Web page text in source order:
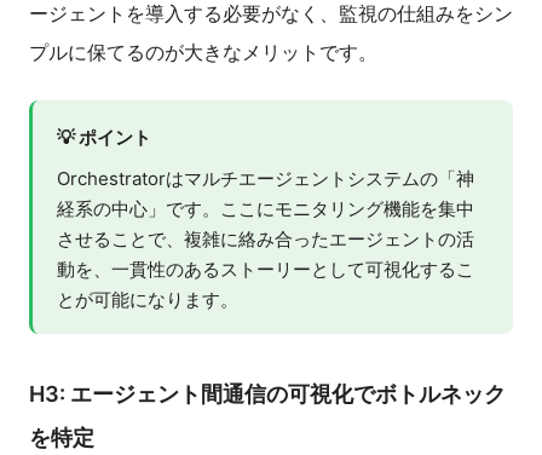
ージェントを導入する必要がなく、監視の仕組みをシン
プルに保てるのが大きなメリットです。
💡 ポイント
Orchestratorはマルチエージェントシステムの「神
経系の中心」です。ここにモニタリング機能を集中
させることで、複雑に絡み合ったエージェントの活
動を、一貫性のあるストーリーとして可視化するこ
とが可能になります。
H3: エージェント間通信の可視化でボトルネック
を特定